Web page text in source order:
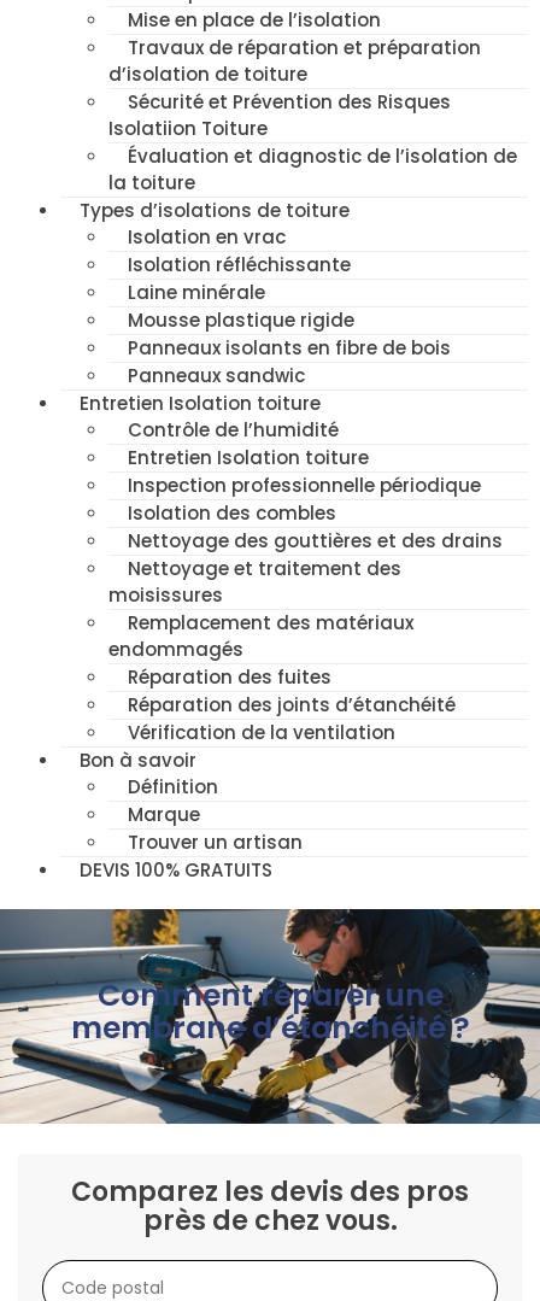
Mise en place de l’isolation
Travaux de réparation et préparation
d’isolation de toiture
Sécurité et Prévention des Risques
Isolatiion Toiture
Évaluation et diagnostic de l’isolation de
la toiture
Types d’isolations de toiture
Isolation en vrac
Isolation réfléchissante
Laine minérale
Mousse plastique rigide
Panneaux isolants en fibre de bois
Panneaux sandwic
Entretien Isolation toiture
Contrôle de l’humidité
Entretien Isolation toiture
Inspection professionnelle périodique
Isolation des combles
Nettoyage des gouttières et des drains
Nettoyage et traitement des
moisissures
Remplacement des matériaux
endommagés
Réparation des fuites
Réparation des joints d’étanchéité
Vérification de la ventilation
Bon à savoir
Définition
Marque
Trouver un artisan
DEVIS 100% GRATUITS
Comment réparer une
membrane d’étanchéité ?
Comparez les devis des pros
près de chez vous.